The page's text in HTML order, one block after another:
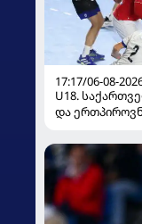
17:17/06-08-
U18.
და